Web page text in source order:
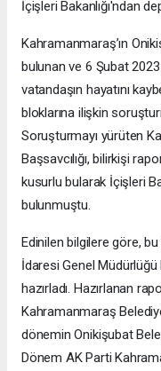
İçişleri Bakanlığı'ndan
Kahramanmaraş’ın
bulunan ve 6 Şubat 2023
vatandaşın hayatını
bloklarına ilişkin
Soruşturmayı yürüten
Başsavcılığı, bilirkişi
kusurlu bularak İçişleri
bulunmuştu.
Edinilen bilgilere göre,
İdaresi Genel
hazırladı. Hazırlanan
Kahramanmaraş
dönemin Onikişubat
Dönem AK Parti